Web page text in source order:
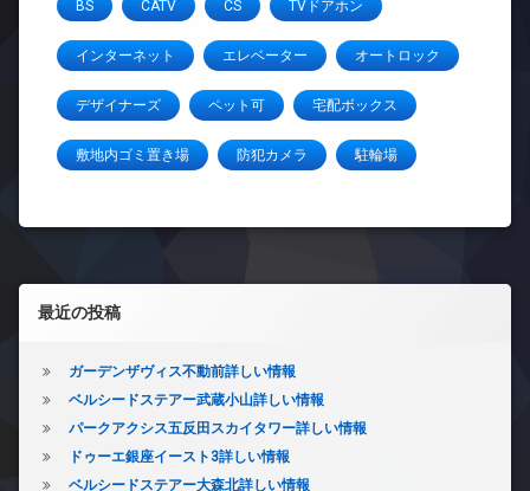
BS CATV CS TVドアホン
インターネット エレベーター オートロック
デザイナーズ ペット可 宅配ボックス
敷地内ゴミ置き場 防犯カメラ 駐輪場
左サイドバー
最近の投稿
ガーデンザヴィス不動前詳しい情報
ベルシードステアー武蔵小山詳しい情報
パークアクシス五反田スカイタワー詳しい情報
ドゥーエ銀座イースト3詳しい情報
ベルシードステアー大森北詳しい情報